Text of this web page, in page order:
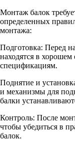
Монтаж балок
определенных
монтажа:
Подготовка: Перед
находятся в
спецификациям.
Поднятие и
и механизмы для
балки
Контроль: После
чтобы убедиться в
балок.